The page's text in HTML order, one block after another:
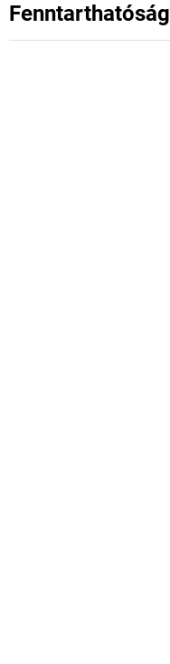
Fenntarthatóság